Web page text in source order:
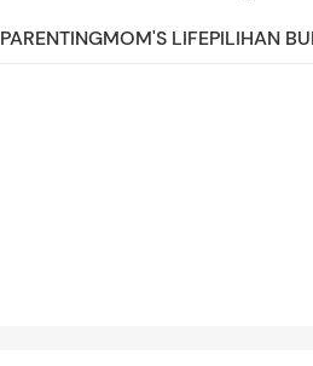
PARENTINGMOM'S LIFEPILIHAN